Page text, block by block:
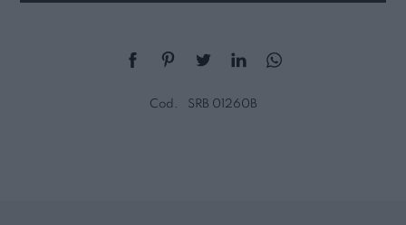
Cod. SRB 01260B